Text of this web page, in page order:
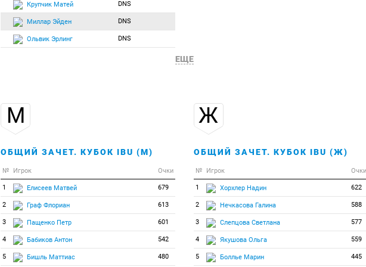
Крупчик Матей DNS
Миллар Эйден DNS
Ольвик Эрлинг DNS
ЕЩЕ
М
ОБЩИЙ ЗАЧЕТ. КУБОК IBU (М)
№ Игрок Очки
1 Елисеев Матвей 679
2 Граф Флориан 613
3 Пащенко Петр 601
4 Бабиков Антон 542
5 Бишль Маттиас 480
Ж
ОБЩИЙ ЗАЧЕТ. КУБОК IBU (Ж)
№ Игрок Очки
1 Хорхлер Надин 622
2 Нечкасова Галина 588
3 Слепцова Светлана 577
4 Якушова Ольга 559
5 Боллье Марин 445